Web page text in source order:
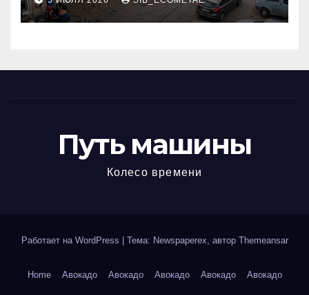
МКАД
Путь машины
Колесо времени
Работает на WordPress Тема: Newspaperex, автор Themeansar
Home Авокадо Авокадо Авокадо Авокадо Авокадо